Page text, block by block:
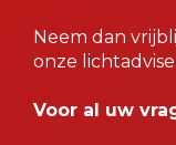
Neem dan
onze
Voor al uw